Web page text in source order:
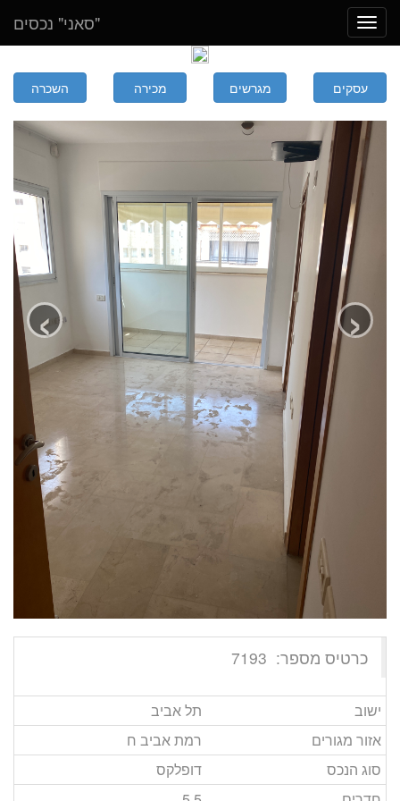
Toggle
navigation
"סאני" נכסים
›
‹
כרטיס מספר: 7193
ישוב
תל אביב
אזור מגורים
רמת אביב ח
סוג הנכס
דופלקס